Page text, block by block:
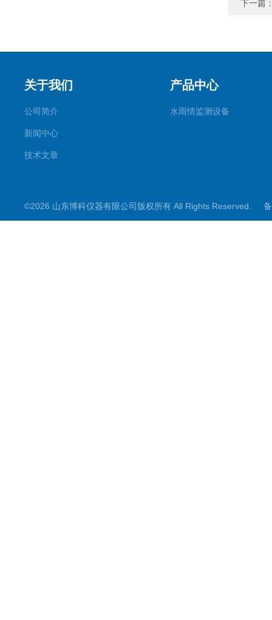
下一篇
关于我们
公司简介
新闻中心
技术文章
产品中心
水雨情监测设备
©2026 山东博科仪器有限公司版权所有 All Rights Reserved.